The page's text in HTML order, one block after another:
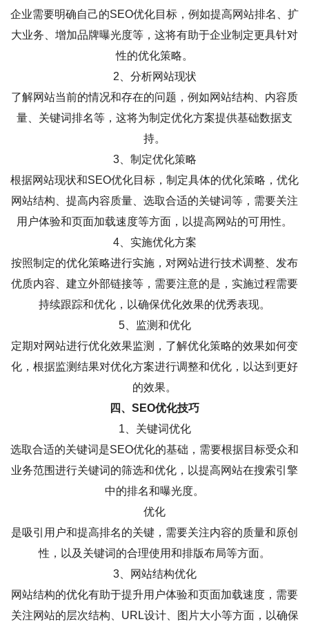
企业需要明确自己的SEO优化目标，例如提高网站排名、扩
大业务、增加品牌曝光度等，这将有助于企业制定更具针对
性的优化策略。
2、分析网站现状
了解网站当前的情况和存在的问题，例如网站结构、内容质
量、关键词排名等，这将为制定优化方案提供基础数据支
持。
3、制定优化策略
根据网站现状和SEO优化目标，制定具体的优化策略，优化
网站结构、提高内容质量、选取合适的关键词等，需要关注
用户体验和页面加载速度等方面，以提高网站的可用性。
4、实施优化方案
按照制定的优化策略进行实施，对网站进行技术调整、发布
优质内容、建立外部链接等，需要注意的是，实施过程需要
持续跟踪和优化，以确保优化效果的优秀表现。
5、监测和优化
定期对网站进行优化效果监测，了解优化策略的效果如何变
化，根据监测结果对优化方案进行调整和优化，以达到更好
的效果。
四、SEO优化技巧
1、关键词优化
选取合适的关键词是SEO优化的基础，需要根据目标受众和
业务范围进行关键词的筛选和优化，以提高网站在搜索引擎
中的排名和曝光度。
优化
是吸引用户和提高排名的关键，需要关注内容的质量和原创
性，以及关键词的合理使用和排版布局等方面。
3、网站结构优化
网站结构的优化有助于提升用户体验和页面加载速度，需要
关注网站的层次结构、URL设计、图片大小等方面，以确保